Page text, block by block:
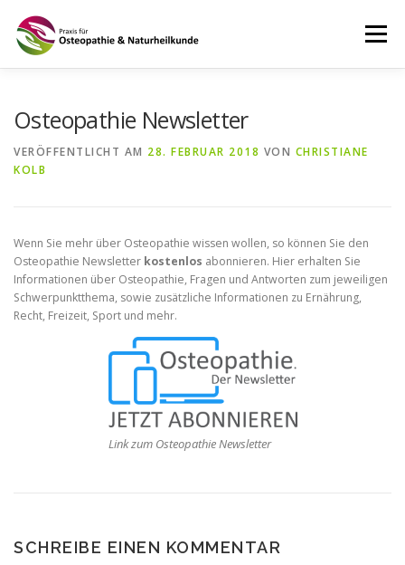
Inhalt
springen
Menü
PRAXIS
KONTAKT IMPRESSUM DATENSCHUTZ
Osteopathie Newsletter
VERÖFFENTLICHT AM 28. FEBRUAR 2018 VON CHRISTIANE
KOLB
Wenn Sie mehr über Osteopathie wissen wollen, so können Sie den
Osteopathie Newsletter kostenlos abonnieren. Hier erhalten Sie
Informationen über Osteopathie, Fragen und Antworten zum jeweiligen
Schwerpunktthema, sowie zusätzliche Informationen zu Ernährung,
Recht, Freizeit, Sport und mehr.
Link zum Osteopathie Newsletter
SCHREIBE EINEN KOMMENTAR